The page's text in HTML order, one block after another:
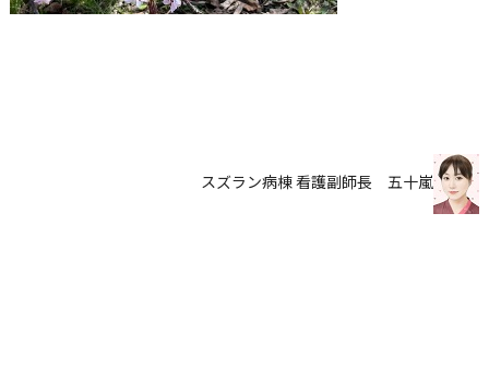
スズラン病棟 看護副師長 五十嵐